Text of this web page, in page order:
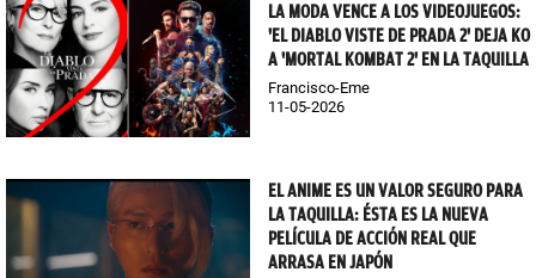
LA MODA VENCE A LOS VIDEOJUEGOS:
'EL DIABLO VISTE DE PRADA 2' DEJA KO
A 'MORTAL KOMBAT 2' EN LA TAQUILLA
Francisco-Eme
11-05-2026
EL ANIME ES UN VALOR SEGURO PARA
LA TAQUILLA: ÉSTA ES LA NUEVA
PELÍCULA DE ACCIÓN REAL QUE
ARRASA EN JAPÓN